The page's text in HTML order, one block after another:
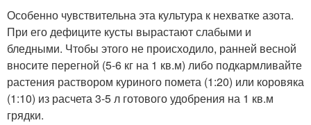
Особенно чувствительна эта культура к нехватке азота.
При его дефиците кусты вырастают слабыми и
бледными. Чтобы этого не происходило, ранней весной
вносите перегной (5-6 кг на 1 кв.м) либо подкармливайте
растения раствором куриного помета (1:20) или коровяка
(1:10) из расчета 3-5 л готового удобрения на 1 кв.м
грядки.